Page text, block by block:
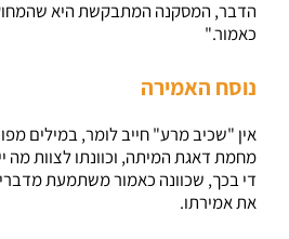
הדבר, המסקנה המתבקשת היא
כאמור."
נוסח האמירה
אין "שכיב מרע" חייב לומר, במילים
מחמת דאגת המיתה, וכוונתו לצוות מה
די בכך, שכוונה כאמור משתמעת
את אמירתו.